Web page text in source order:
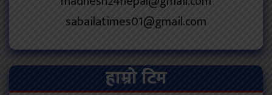
sabailatimes01@gmail.com
हाम्रो टिम